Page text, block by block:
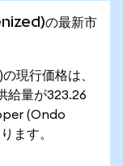
の最新市
現行価格は、
給量が323.26
(Ondo
ます。